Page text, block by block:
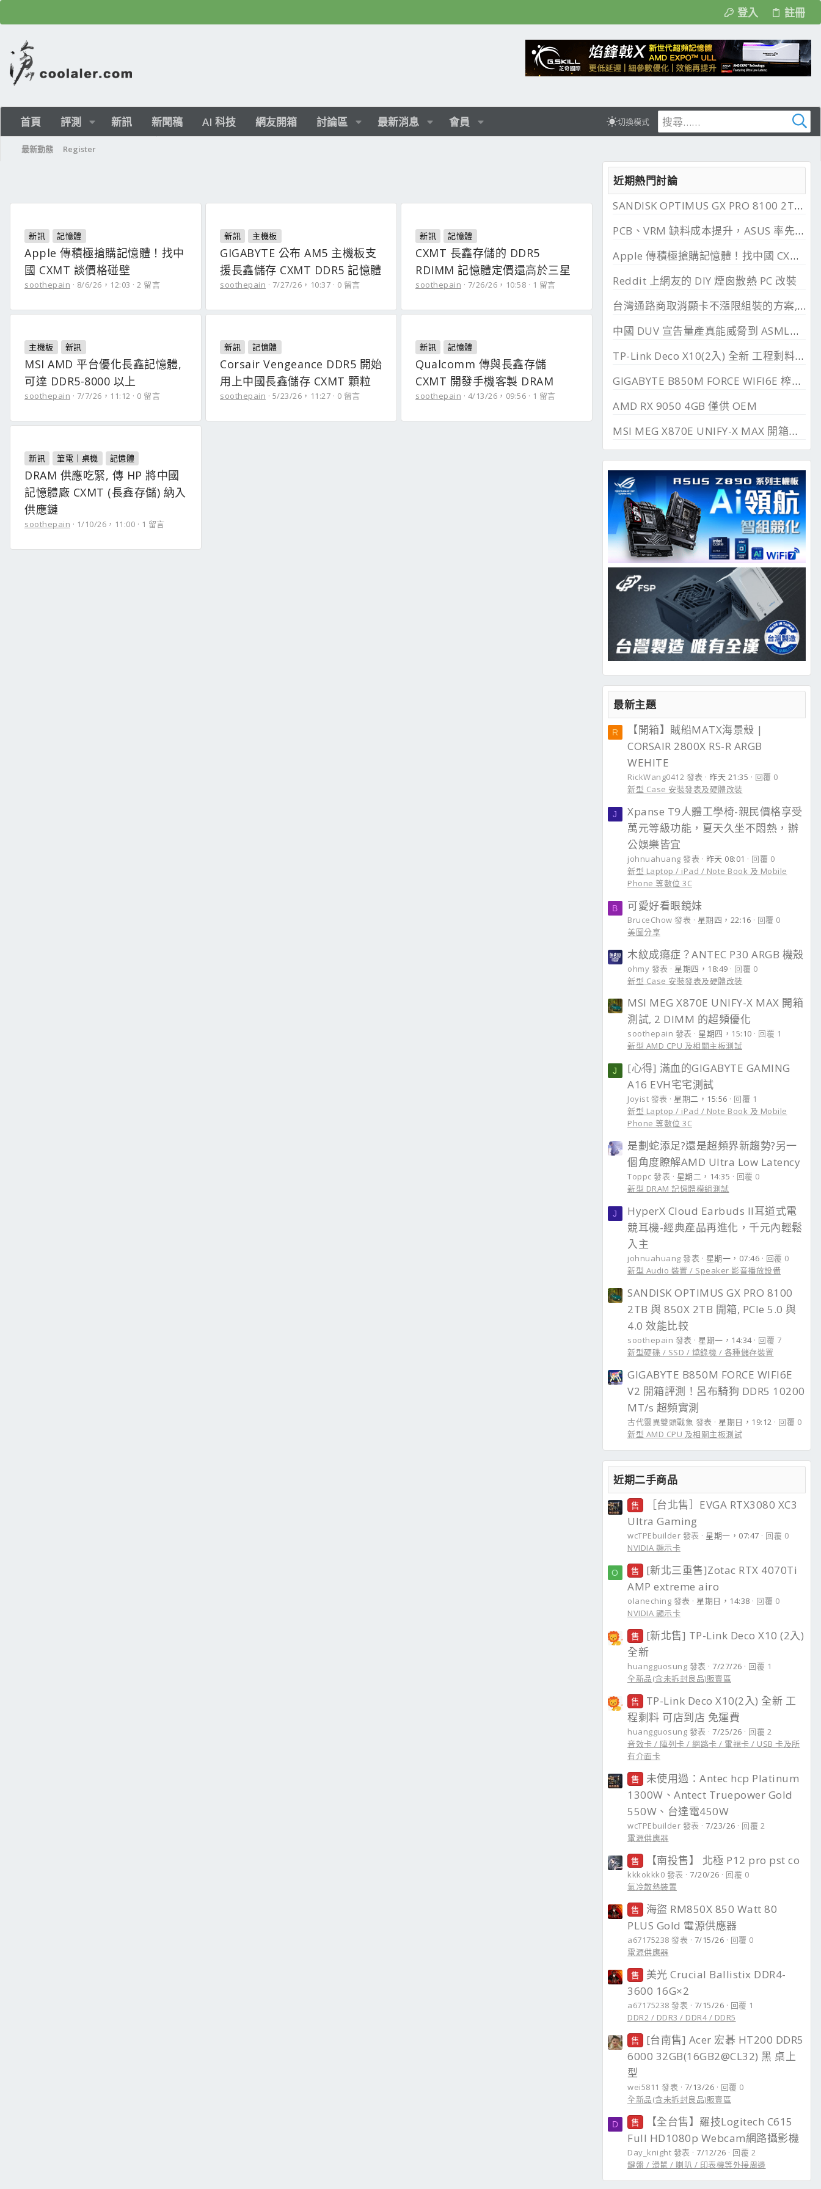
登入 註冊
首頁 評測 新訊 新聞稿 AI 科技 網友開箱 討論區 最新消息 會員 切換模式
最新動態 Register
新訊 記憶體
Apple 傳積極搶購記憶體！找中
國 CXMT 談價格碰壁
soothepain 8/6/26，12:03 2 留言
新訊 主機板
GIGABYTE 公布 AM5 主機板支
援長鑫儲存 CXMT DDR5 記憶體
soothepain 7/27/26，10:37 0 留言
新訊 記憶體
CXMT 長鑫存儲的 DDR5
RDIMM 記憶體定價還高於三星
soothepain 7/26/26，10:58 1 留言
主機板 新訊
MSI AMD 平台優化長鑫記憶體,
可達 DDR5-8000 以上
soothepain 7/7/26，11:12 0 留言
新訊 記憶體
Corsair Vengeance DDR5 開始
用上中國長鑫儲存 CXMT 顆粒
soothepain 5/23/26，11:27 0 留言
新訊 記憶體
Qualcomm 傳與長鑫存儲
CXMT 開發手機客製 DRAM
soothepain 4/13/26，09:56 1 留言
新訊 筆電｜桌機 記憶體
DRAM 供應吃緊, 傳 HP 將中國
記憶體廠 CXMT (長鑫存儲) 納入
供應鏈
soothepain 1/10/26，11:00 1 留言
近期熱門討論
SANDISK OPTIMUS GX PRO 8100 2TB 與 850X 2TB 開箱, PCIe 5.0 與 4.0 效能比較
PCB、VRM 缺料成本提升，ASUS 率先調漲主機板
Apple 傳積極搶購記憶體！找中國 CXMT 談價格碰壁
Reddit 上網友的 DIY 煙囪散熱 PC 改裝
台灣通路商取消顯卡不漲限組裝的方案, 直漲 20~45%
中國 DUV 宣告量產真能威脅到 ASML？外媒稱相差甚遠
TP-Link Deco X10(2入) 全新 工程剩料 可店到店 免運費
GIGABYTE B850M FORCE WIFI6E 榨乾長鑫24G DDR
AMD RX 9050 4GB 僅供 OEM
MSI MEG X870E UNIFY-X MAX 開箱測試, 2 DIMM 的超頻優化
最新主題
R
【開箱】賊船MATX海景殼 |
CORSAIR 2800X RS-R ARGB
WEHITE
RickWang0412 發表 昨天 21:35
回覆 0
新型 Case 安裝發表及硬體改裝
J
Xpanse T9人體工學椅-親民價格享受
萬元等級功能，夏天久坐不悶熱，辦
公娛樂皆宜
johnuahuang 發表 昨天 08:01
回覆 0
新型 Laptop / iPad / Note Book 及 Mobile
Phone 等數位 3C
B 可愛好看眼鏡妹
BruceChow 發表 星期四，22:16
回覆 0
美圖分享
木紋成癮症？ANTEC P30 ARGB 機殼
ohmy 發表 星期四，18:49
回覆 0
新型 Case 安裝發表及硬體改裝
MSI MEG X870E UNIFY-X MAX 開箱
測試, 2 DIMM 的超頻優化
soothepain 發表 星期四，15:10
回覆 1
新型 AMD CPU 及相關主板測試
J
[心得] 滿血的GIGABYTE GAMING
A16 EVH宅宅測試
Joyist 發表 星期二，15:56
回覆 1
新型 Laptop / iPad / Note Book 及 Mobile
Phone 等數位 3C
是劃蛇添足?還是超頻界新趨勢?另一
個角度瞭解AMD Ultra Low Latency
Toppc 發表 星期二，14:35
回覆 0
新型 DRAM 記憶體模組測試
J
HyperX Cloud Earbuds II耳道式電
競耳機-經典產品再進化，千元內輕鬆
入主
johnuahuang 發表 星期一，07:46
回覆 0
新型 Audio 裝置 / Speaker 影音播放設備
SANDISK OPTIMUS GX PRO 8100
2TB 與 850X 2TB 開箱, PCIe 5.0 與
4.0 效能比較
soothepain 發表 星期一，14:34
回覆 7
新型硬碟 / SSD / 燒錄機 / 各種儲存裝置
GIGABYTE B850M FORCE WIFI6E
V2 開箱評測！呂布騎狗 DDR5 10200
MT/s 超頻實測
古代靈異雙頭戰象 發表 星期日，19:12
回覆 0
新型 AMD CPU 及相關主板測試
近期二手商品
售
［台北售］EVGA RTX3080 XC3
Ultra Gaming
wcTPEbuilder 發表 星期一，07:47
回覆 0
NVIDIA 顯示卡
O 售
[新北三重售]Zotac RTX 4070Ti
AMP extreme airo
olaneching 發表 星期日，14:38
回覆 0
NVIDIA 顯示卡
售
[新北售] TP-Link Deco X10 (2入)
全新
huangguosung 發表 7/27/26
回覆 1
全新品(含未拆封良品)販賣區
售
TP-Link Deco X10(2入) 全新 工
程剩料 可店到店 免運費
huangguosung 發表 7/25/26
回覆 2
音效卡 / 陣列卡 / 網路卡 / 電視卡 / USB 卡及所
有介面卡
售
未使用過：Antec hcp Platinum
1300W、Antect Truepower Gold
550W、台達電450W
wcTPEbuilder 發表 7/23/26
回覆 2
電源供應器
售 【南投售】 北極 P12 pro pst co
kkkokkk0 發表 7/20/26
回覆 0
氣冷散熱裝置
售
海盜 RM850X 850 Watt 80
PLUS Gold 電源供應器
a67175238 發表 7/15/26
回覆 0
電源供應器
售
美光 Crucial Ballistix DDR4-
3600 16G×2
a67175238 發表 7/15/26
回覆 1
DDR2 / DDR3 / DDR4 / DDR5
售
[台南售] Acer 宏碁 HT200 DDR5
6000 32GB(16GB2@CL32) 黑 桌上
型
wei5811 發表 7/13/26
回覆 0
全新品(含未拆封良品)販賣區
D 售
【全台售】羅技Logitech C615
Full HD1080p Webcam網路攝影機
Day_knight 發表 7/12/26
回覆 2
鍵盤 / 滑鼠 / 喇叭 / 印表機等外接周邊